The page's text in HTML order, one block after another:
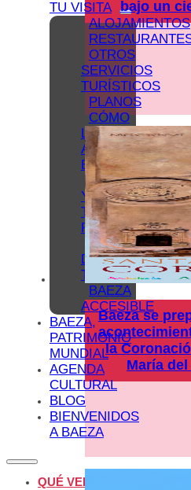
TU VISITA
ALOJAMIENTOS
OTROS
SERVICIOS
TURÍSTICOS
PLANOS
CÓMO
LLEGAR
A
BAEZA
Y
TRANSPORTE
PÚBLICO
OFICINA
DE
TURISMO
BAEZA
ACCESIBLE
BAEZA,
PATRIMONIO
MUNDIAL
AGENDA
CULTURAL
BLOG
BIENVENIDOS
A BAEZA
QUÉ VER
bajo un
Baeza se
la
María